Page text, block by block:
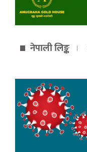
नेपाली लिङ्क